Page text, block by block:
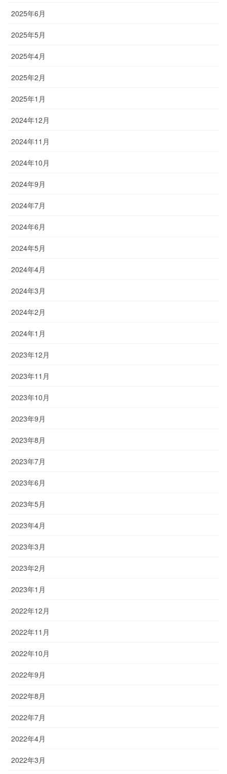
2025年6月
2025年5月
2025年4月
2025年2月
2025年1月
2024年12月
2024年11月
2024年10月
2024年9月
2024年7月
2024年6月
2024年5月
2024年4月
2024年3月
2024年2月
2024年1月
2023年12月
2023年11月
2023年10月
2023年9月
2023年8月
2023年7月
2023年6月
2023年5月
2023年4月
2023年3月
2023年2月
2023年1月
2022年12月
2022年11月
2022年10月
2022年9月
2022年8月
2022年7月
2022年4月
2022年3月